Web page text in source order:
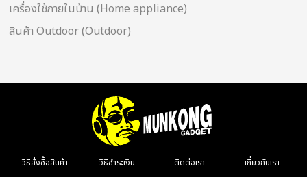
เครื่องใช้ภายในบ้าน (Home appliance)
สินค้า Outdoor (Outdoor)
วิธีสั่งซื้อสินค้า วิธีชำระเงิน ติดต่อเรา เกี่ยวกับเรา